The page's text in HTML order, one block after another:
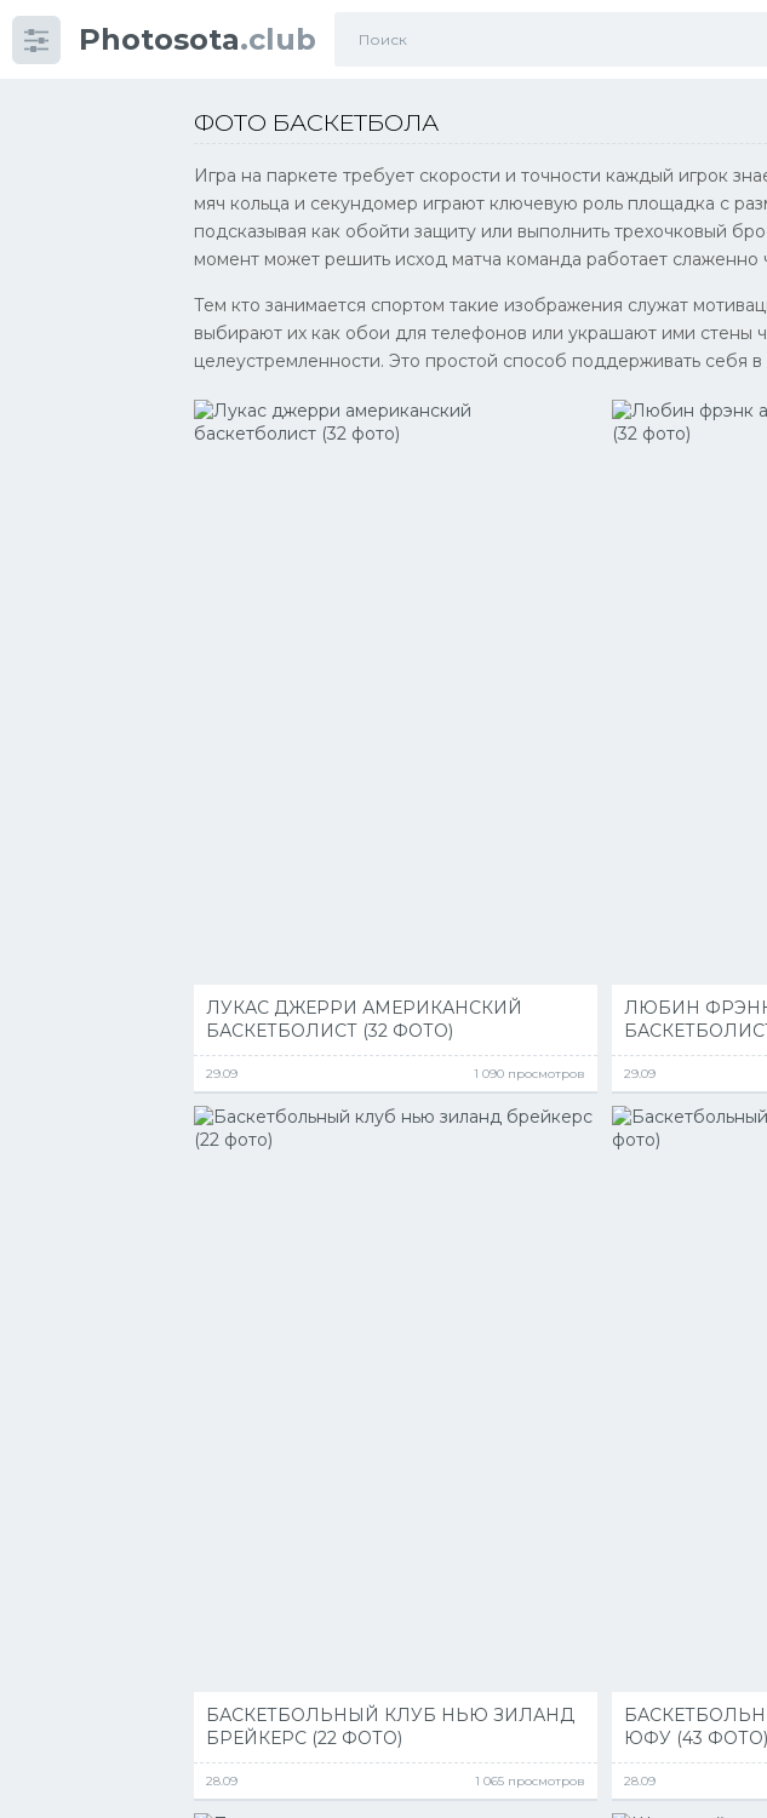
Photosota.club
ФОТО БАСКЕТБОЛА
Игра на паркете требует скорости и точности каждый игрок
мяч кольца и секундомер играют ключевую роль площадка с
подсказывая как обойти защиту или выполнить трехочковый
момент может решить исход матча команда работает слаженно
Тем кто занимается спортом такие изображения служат
выбирают их как обои для телефонов или украшают ими стены
целеустремленности. Это простой способ поддерживать себя
ЛУКАС ДЖЕРРИ АМЕРИКАНСКИЙ
БАСКЕТБОЛИСТ (32 ФОТО)
29.09 1 090 просмотров
ЛЮБИН
29.09
БАСКЕТБОЛЬНЫЙ КЛУБ НЬЮ ЗИЛАНД
БРЕЙКЕРС (22 ФОТО)
28.09 1 065 просмотров
ЮФУ (43 ФОТО)
28.09
Фото